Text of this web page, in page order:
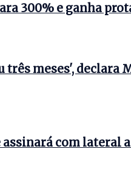
300% e ganha
três meses', declara
com lateral